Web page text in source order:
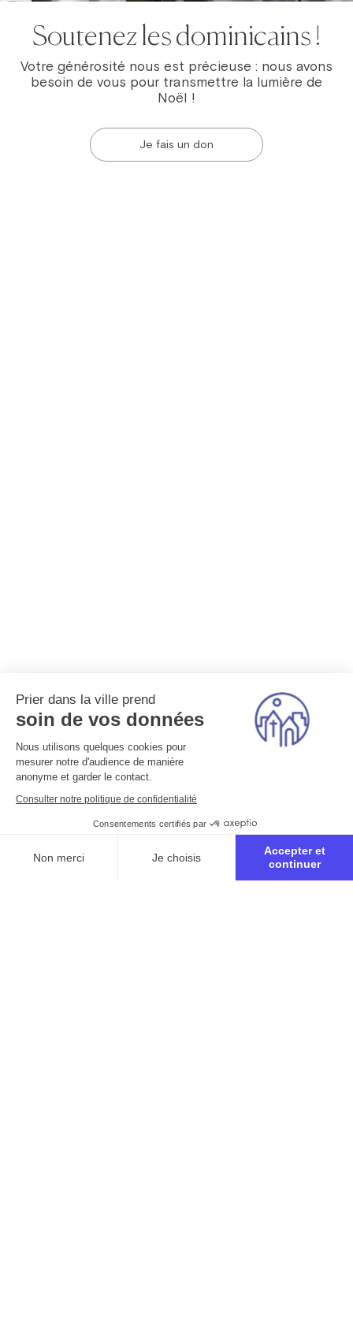
Soutenez les dominicains !
Votre générosité nous est précieuse : nous avons
besoin de vous pour transmettre la lumière de
Noël !
Je fais un don
Prier dans la ville prend
soin de vos données
Nous utilisons quelques cookies pour
mesurer notre d'audience de manière
anonyme et garder le contact.
Consulter notre politique de confidentialité
Consentements certifiés par
Non merci Je choisis
Accepter et
continuer